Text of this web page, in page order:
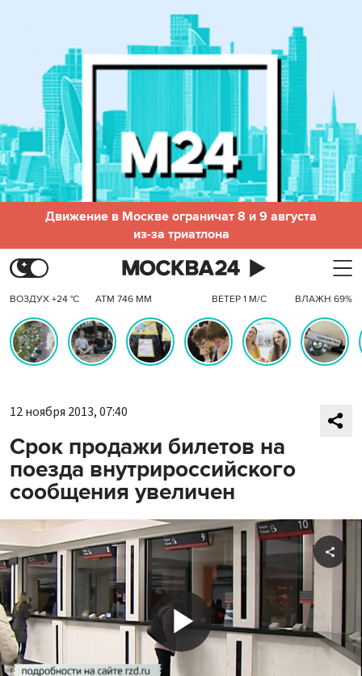
Движение в Москве ограничат 8 и 9 августа
из-за триатлона
ВОЗДУХ +24 °C АТМ 746 ММ ВЕТЕР 1 М/С ВЛАЖН 69%
12 ноября 2013, 07:40
Срок продажи билетов на
поезда внутрироссийского
сообщения увеличен
Play